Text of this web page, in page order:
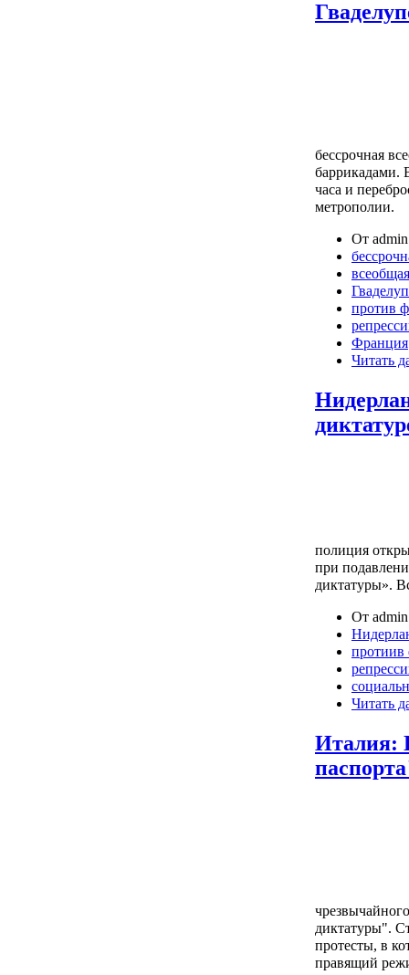
бессрочная
баррикадами.
часа и
метрополии.
От
против
Франция
Читать
полиция
при
диктатуры».
От
Читать
Италия:
диктатуры".
протесты, в
правящий